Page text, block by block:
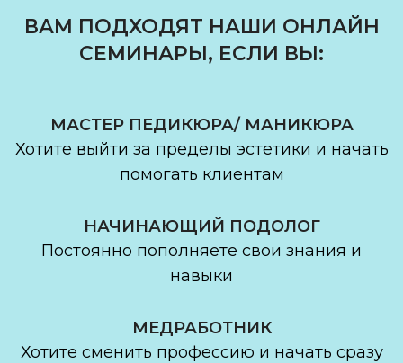
ВАМ ПОДХОДЯТ НАШИ ОНЛАЙН
СЕМИНАРЫ, ЕСЛИ ВЫ:
МАСТЕР ПЕДИКЮРА/ МАНИКЮРА
Хотите выйти за пределы эстетики и начать
помогать клиентам
НАЧИНАЮЩИЙ ПОДОЛОГ
Постоянно пополняете свои знания и
навыки
МЕДРАБОТНИК
Хотите сменить профессию и начать сразу